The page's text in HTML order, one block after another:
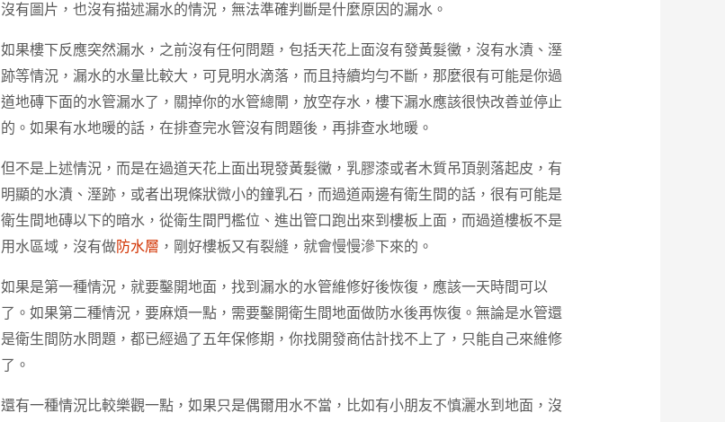
沒有圖片，也沒有描述漏水的情況，無法準確判斷是什麼原因的漏水。
如果樓下反應突然漏水，之前沒有任何問題，包括天花上面沒有發黃髮黴，沒有水漬、溼
跡等情況，漏水的水量比較大，可見明水滴落，而且持續均勻不斷，那麼很有可能是你過
道地磚下面的水管漏水了，關掉你的水管總閘，放空存水，樓下漏水應該很快改善並停止
的。如果有水地暖的話，在排查完水管沒有問題後，再排查水地暖。
但不是上述情況，而是在過道天花上面出現發黃髮黴，乳膠漆或者木質吊頂剝落起皮，有
明顯的水漬、溼跡，或者出現條狀微小的鐘乳石，而過道兩邊有衛生間的話，很有可能是
衛生間地磚以下的暗水，從衛生間門檻位、進出管口跑出來到樓板上面，而過道樓板不是
用水區域，沒有做防水層 ，剛好樓板又有裂縫，就會慢慢滲下來的。
如果是第一種情況，就要鑿開地面，找到漏水的水管維修好後恢復，應該一天時間可以
了。如果第二種情況，要麻煩一點，需要鑿開衛生間地面做防水後再恢復。無論是水管還
是衛生間防水問題，都已經過了五年保修期，你找開發商估計找不上了，只能自己來維修
了。
還有一種情況比較樂觀一點，如果只是偶爾用水不當，比如有小朋友不慎灑水到地面，沒